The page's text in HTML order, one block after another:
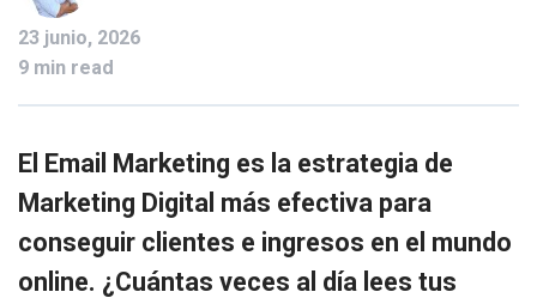
23 junio, 2026
9 min read
El Email Marketing es la estrategia de
Marketing Digital más efectiva para
conseguir clientes e ingresos en el mundo
online. ¿Cuántas veces al día lees tus